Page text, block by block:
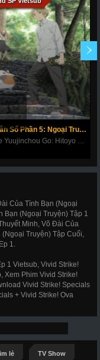
Hữu Nhân Sổ Phần 5: Ngoại Truyện
Natsume Yuujinchou Go: Hitoyo Sakazuki / Natsume Yuujinchou Go Specials
Của Tình Bạn (Ngoại
Bạn (Ngoại Truyện) Tập 1
Minh, Võ Đài Của
Truyện) Tập Cuối,
1.
1 Vietsub, Vivid Strike!
Xem Phim Vivid Strike!
Vivid Strike! Specials
+ Vivid Strike! Ova
lẻ TV Show